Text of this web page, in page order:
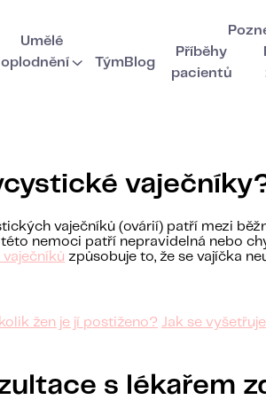
Umělé
oplodnění
TýmBlog
Příběhy
pacientů
vaječníků (ovárií) patří mezi
nemoci patří nepravidelná nebo
způsobuje to, že se vajíčka
žen je jí postiženo? Jak se
s lékařem